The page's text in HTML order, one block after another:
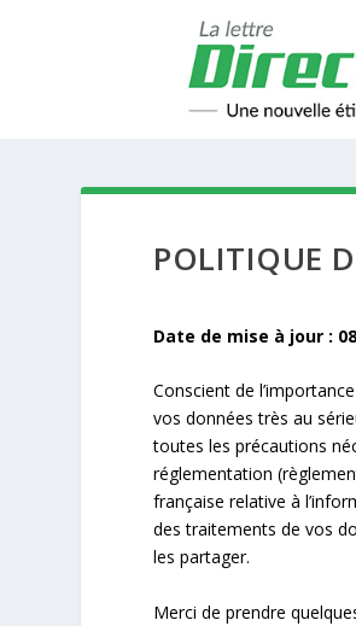
POLITIQUE
Date de mise à jour :
Conscient de
vos données très au
toutes les précautions
réglementation
française relative à
des traitements de vos
les partager.
Merci de prendre